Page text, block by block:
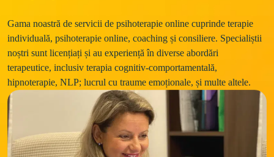
Gama noastră de servicii de psihoterapie online cuprinde terapie
individuală, psihoterapie online, coaching și consiliere. Specialiștii
noștri sunt licențiați și au experiență în diverse abordări
terapeutice, inclusiv terapia cognitiv-comportamentală,
hipnoterapie, NLP; lucrul cu traume emoționale, și multe altele.